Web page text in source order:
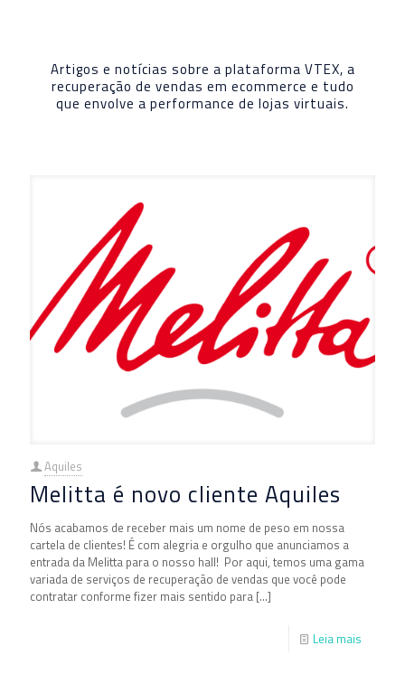
Artigos e notícias sobre a plataforma VTEX, a
recuperação de vendas em ecommerce e tudo
que envolve a performance de lojas virtuais.
Aquiles
Melitta é novo cliente Aquiles
Nós acabamos de receber mais um nome de peso em nossa
cartela de clientes! É com alegria e orgulho que anunciamos a
entrada da Melitta para o nosso hall! Por aqui, temos uma gama
variada de serviços de recuperação de vendas que você pode
contratar conforme fizer mais sentido para […]
Leia mais